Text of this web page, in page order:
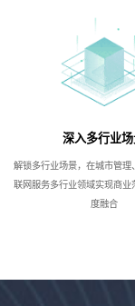
深入多行业
解锁多行业场景，在城市管理
联网服务多行业领域实现商业
度融合